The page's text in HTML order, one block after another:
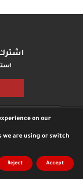
اشترك
مكتبة أريج
الخصوصية
on our
we are using or switch
Accept
Reject